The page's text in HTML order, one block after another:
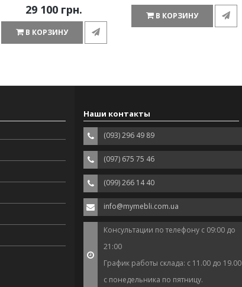
29 100 грн.
В КОРЗИНУ
В КОРЗИНУ
Наши контакты
(093) 296 49 89
(097) 675 75 46
(099) 266 14 40
info@mymebli.com.ua
Консультации по телефону с 09:00 до
21:00
График работы склада: с 11.00 до 19.00
с понедельника по пятницу.